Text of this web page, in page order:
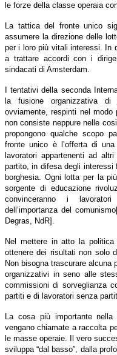
le forze della classe operaia
La tattica del fronte unico
assumere la direzione delle
per i loro più vitali interessi. In
a trattare accordi con i
sindacati di Amsterdam.
I tentativi della seconda
la fusione organizzativa
ovviamente, respinti nel
non consiste neppure nelle
propongono qualche scopo
fronte unico è l’offerta di
lavoratori appartenenti ad
partito, in difesa degli interessi
borghesia. Ogni lotta per la
sorgente di educazione
convinceranno i
dell’importanza del
Degras, NdR].
Nel mettere in atto la
ottenere dei risultati non solo
Non bisogna trascurare
organizzativi in seno alle
commissioni di sorveglianza
partiti e di lavoratori senza
La cosa più importante
vengano chiamate a raccolta
le masse operaie. Il vero
sviluppa “dal basso”, dalla